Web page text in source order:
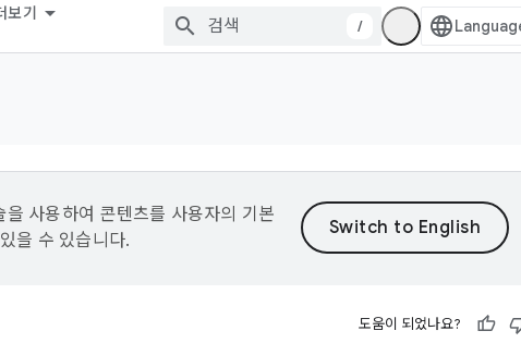
보기
/
사용하여 콘텐츠를 사용자의 기본
을 수 있습니다.
도움이 되었나요?